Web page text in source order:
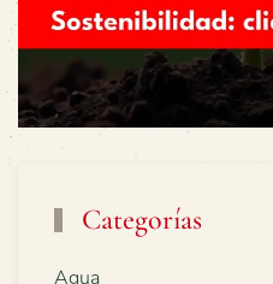
Categorías
Agua